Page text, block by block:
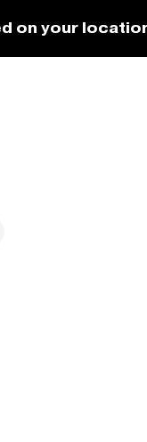
on your